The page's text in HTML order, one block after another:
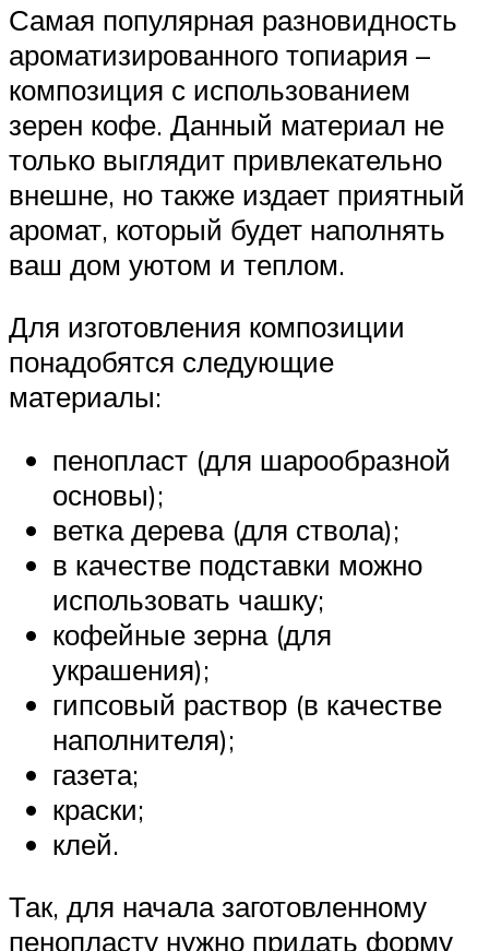
Самая популярная разновидность
ароматизированного топиария –
композиция с использованием
зерен кофе. Данный материал не
только выглядит привлекательно
внешне, но также издает приятный
аромат, который будет наполнять
ваш дом уютом и теплом.
Для изготовления композиции
понадобятся следующие
материалы:
пенопласт (для шарообразной
основы);
ветка дерева (для ствола);
в качестве подставки можно
использовать чашку;
кофейные зерна (для
украшения);
гипсовый раствор (в качестве
наполнителя);
газета;
краски;
клей.
Так, для начала заготовленному
пенопласту нужно придать форму